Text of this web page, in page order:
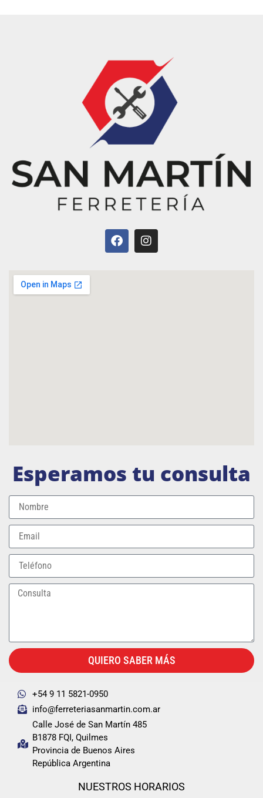
Esperamos tu consulta
QUIERO SABER MÁS
+54 9 11 5821-0950
info@ferreteriasanmartin.com.ar
Calle José de San Martín 485
B1878 FQI, Quilmes
Provincia de Buenos Aires
República Argentina
NUESTROS HORARIOS